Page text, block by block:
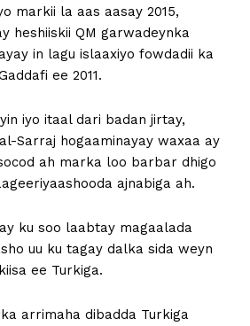
markii la aas aasay 2015,
heshiiskii QM garwadeynka
in lagu islaaxiyo fowdadii ka
ee 2011.
iyo itaal dari badan jirtay,
Sarraj hogaaminayay waxaa ay
ah marka loo barbar dhigo
ajnabiga ah.
ku soo laabtay magaalada
uu ku tagay dalka sida weyn
ee Turkiga.
arrimaha dibadda Turkiga